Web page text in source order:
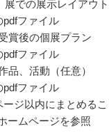
展での展示レイアウ
ファイル
賞後の個展プラン
ファイル
品、活動（任意）
ファイル
ジ以内にまとめるこ
ームページを参照